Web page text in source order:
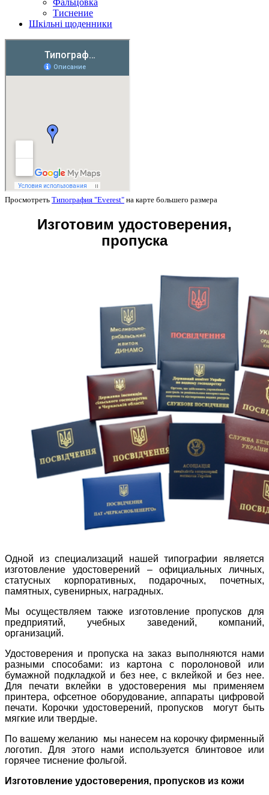
Фальцовка
Тиснение
Шкільні щоденники
Просмотреть Типография "Everest" на карте большего размера
Изготовим удостоверения,
пропуска
Одной из специализаций нашей типографии является
изготовление удостоверений – официальных личных,
статусных корпоративных, подарочных, почетных,
памятных, сувенирных, наградных.
Мы осуществляем также изготовление пропусков для
предприятий, учебных заведений, компаний,
организаций.
Удостоверения и пропуска на заказ выполняются нами
разными способами: из картона с поролоновой или
бумажной подкладкой и без нее, с вклейкой и без нее.
Для печати вклейки в удостоверения мы применяем
принтера, офсетное оборудование, аппараты цифровой
печати. Корочки удостоверений, пропусков могут быть
мягкие или твердые.
По вашему желанию мы нанесем на корочку фирменный
логотип. Для этого нами используется блинтовое или
горячее тиснение фольгой.
Изготовление удостоверения, пропусков из кожи